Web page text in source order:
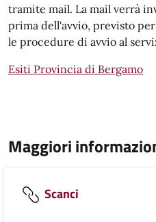
tramite mail. La mail verrà
prima dell'avvio, previsto
le procedure di avvio al
Esiti Provincia di Bergamo
Maggiori
Scanci